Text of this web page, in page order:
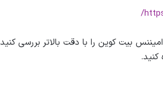
بیت کوین را با دقت بالاتر بررسی